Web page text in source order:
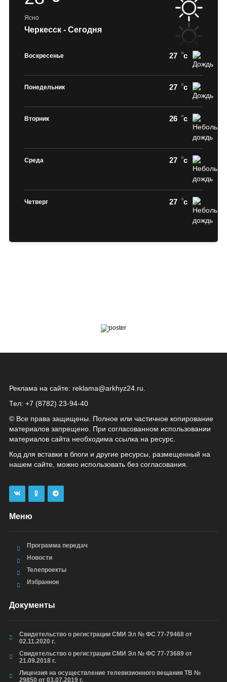
Ясно
Черкесск - Сегодня
Воскресенье 27 c
Понедельник 27 c
Вторник 26 c
Среда 27 c
Четверг 27 c
Реклама на сайте: reklama@arkhyz24.ru
Тел: +7 (8782) 23‑94‑40
© Все права защищены. Полное или частичное копирование
материалов запрещено. При согласованном использовании
материалов сайта необходима ссылка на ресурс.
Код для вставки в блоги и другие ресурсы, размещенный на
нашем сайте, можно использовать без согласования.
Меню
Программа передач
Новости
Телепроекты
Избранное
Документы
Свидетельство о регистрации СМИ Эл № ФС 77-79468 от
02.11.2020 г.
Свидетельство о регистрации СМИ Эл № ФС 77-73689 от
21.09.2018 г.
Лицензия на осуществление телевизионного вещания ТВ №
29850 от 03.07.2019 г.